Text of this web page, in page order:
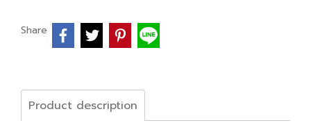
Share
Product description